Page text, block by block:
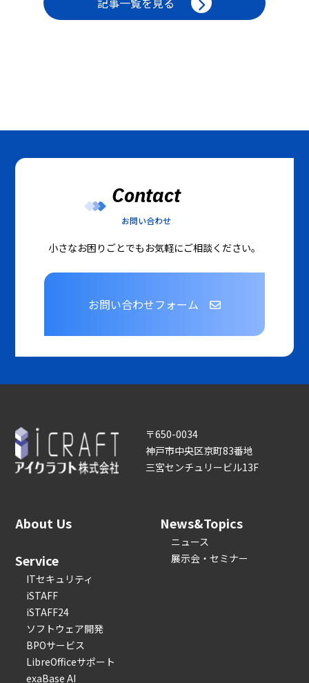
Contact
お問い合わせ
小さなお困りごとでもお気軽にご相談ください。
お問い合わせフォーム
〒650-0034
神戸市中央区京町83番地
三宮センチュリービル13F
About Us
Service
ITセキュリティ
iSTAFF
iSTAFF24
ソフトウェア開発
BPOサービス
LibreOfficeサポート
exaBase AI
News&Topics
ニュース
展示会・セミナー